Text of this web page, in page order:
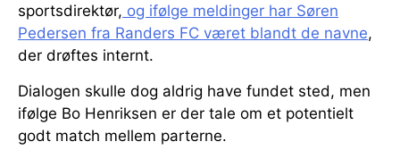
sportsdirektør, og ifølge meldinger har Søren
Pedersen fra Randers FC været blandt de navne,
der drøftes internt.
Dialogen skulle dog aldrig have fundet sted, men
ifølge Bo Henriksen er der tale om et potentielt
godt match mellem parterne.